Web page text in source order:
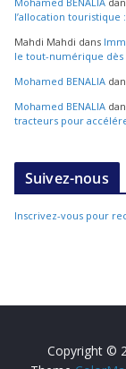
l’allocation touristique
Mahdi Mahdi dans
le tout-numérique dès
Mohamed BENALIA
Mohamed BENALIA
tracteurs pour
Suivez-nous
Inscrivez-vous pour
Copyright ©